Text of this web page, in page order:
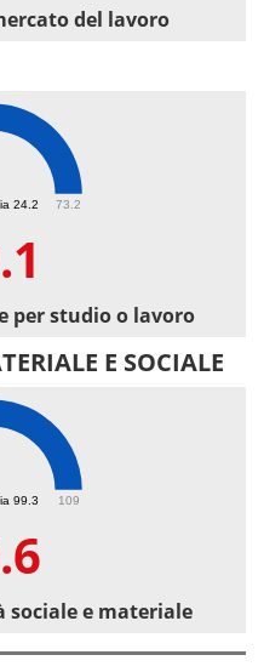
del lavoro
24.2 73.2
per studio o lavoro
E SOCIALE
99.3 109
e materiale